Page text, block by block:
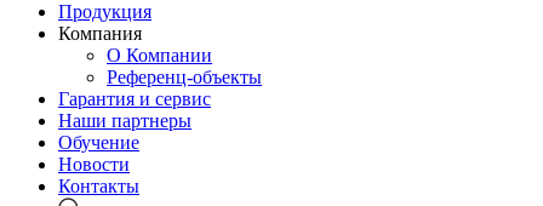
Продукция
Компания
О Компании
Референц-объекты
Гарантия и сервис
Наши партнеры
Обучение
Новости
Контакты